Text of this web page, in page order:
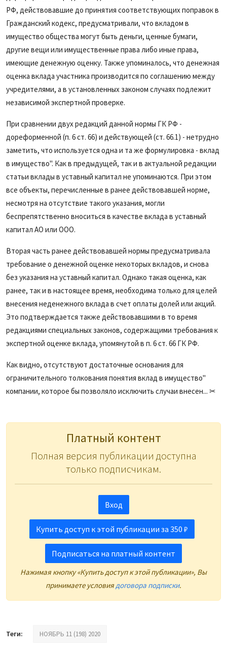
РФ, действовавшие до принятия соответствующих поправок в
Гражданский кодекс, предусматривали, что вкладом в
имущество общества могут быть деньги, ценные бумаги,
другие вещи или имущественные права либо иные права,
имеющие денежную оценку. Также упоминалось, что денежная
оценка вклада участника производится по соглашению между
учредителями, а в установленных законом случаях подлежит
независимой экспертной проверке.
При сравнении двух редакций данной нормы ГК РФ -
дореформенной (п. 6 ст. 66) и действующей (ст. 66.1) - нетрудно
заметить, что используется одна и та же формулировка - вклад
в имущество". Как в предыдущей, так и в актуальной редакции
статьи вклады в уставный капитал не упоминаются. При этом
все объекты, перечисленные в ранее действовавшей норме,
несмотря на отсутствие такого указания, могли
беспрепятственно вноситься в качестве вклада в уставный
капитал АО или ООО.
Вторая часть ранее действовавшей нормы предусматривала
требование о денежной оценке некоторых вкладов, и снова
без указания на уставный капитал. Однако такая оценка, как
ранее, так и в настоящее время, необходима только для целей
внесения неденежного вклада в счет оплаты долей или акций.
Это подтверждается также действовавшими в то время
редакциями специальных законов, содержащими требования к
экспертной оценке вклада, упомянутой в п. 6 ст. 66 ГК РФ.
Как видно, отсутствуют достаточные основания для
ограничительного толкования понятия вклад в имущество"
компании, которое бы позволяло исключить случаи внесен... ✂
Платный контент
Полная версия публикации доступна
только подписчикам.
Вход
Купить доступ к этой публикации за 350 ₽
Подписаться на платный контент
Нажимая кнопку «Купить доступ к этой публикации», Вы
принимаете условия договора подписки.
Теги: НОЯБРЬ 11 (198) 2020